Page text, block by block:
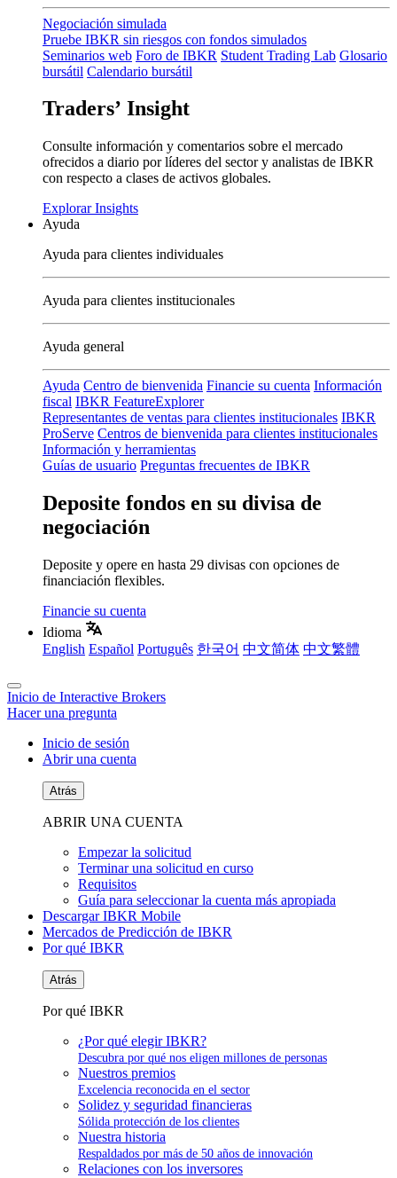
Negociación simulada
Pruebe IBKR sin riesgos con fondos simulados
Seminarios web Foro de IBKR Student Trading Lab Glosario
bursátil Calendario bursátil
Traders’ Insight
Consulte información y comentarios sobre el mercado
ofrecidos a diario por líderes del sector y analistas de IBKR
con respecto a clases de activos globales.
Explorar Insights
Ayuda
Ayuda para clientes individuales
Ayuda para clientes institucionales
Ayuda general
Ayuda Centro de bienvenida Financie su cuenta Información
fiscal IBKR FeatureExplorer
Representantes de ventas para clientes institucionales IBKR
ProServe Centros de bienvenida para clientes institucionales
Información y herramientas
Guías de usuario Preguntas frecuentes de IBKR
Deposite fondos en su divisa de
negociación
Deposite y opere en hasta 29 divisas con opciones de
financiación flexibles.
Financie su cuenta
Idioma
English Español Português 한국어 中文简体 中文繁體
Inicio de Interactive Brokers
Hacer una pregunta
Inicio de sesión
Abrir una cuenta
Atrás
ABRIR UNA CUENTA
Empezar la solicitud
Terminar una solicitud en curso
Requisitos
Guía para seleccionar la cuenta más apropiada
Descargar IBKR Mobile
Mercados de Predicción de IBKR
Por qué IBKR
Atrás
Por qué IBKR
¿Por qué elegir IBKR?
Descubra por qué nos eligen millones de personas
Nuestros premios
Excelencia reconocida en el sector
Solidez y seguridad financieras
Sólida protección de los clientes
Nuestra historia
Respaldados por más de 50 años de innovación
Relaciones con los inversores